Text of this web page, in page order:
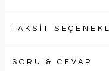
TAKSİT
SORU & CEVAP